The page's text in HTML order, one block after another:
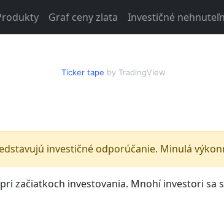
Graf ceny zlata Investičné
Ticker tape by TradingView
investičné odporúčanie. Minulá
začiatkoch investovania. Mnohí investori sa